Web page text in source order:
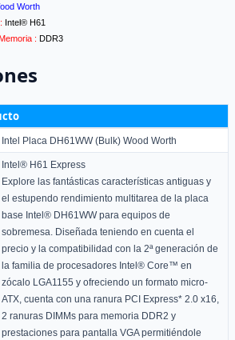
Worth
Intel® H61
: DDR3
Intel Placa DH61WW (Bulk) Wood Worth
Intel® H61 Express
Explore las fantásticas características antiguas y
el estupendo rendimiento multitarea de la placa
base Intel® DH61WW para equipos de
sobremesa. Diseñada teniendo en cuenta el
precio y la compatibilidad con la 2ª generación de
la familia de procesadores Intel® Core™ en
zócalo LGA1155 y ofreciendo un formato micro-
ATX, cuenta con una ranura PCI Express* 2.0 x16,
2 ranuras DIMMs para memoria DDR2 y
prestaciones para pantalla VGA permitiéndole